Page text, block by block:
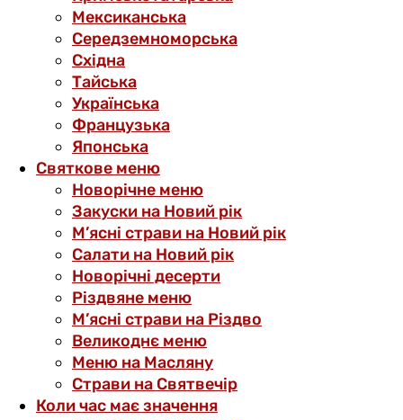
Мексиканська
Середземноморська
Східна
Тайська
Українська
Французька
Японська
Святкове меню
Новорічне меню
Закуски на Новий рік
М’ясні страви на Новий рік
Салати на Новий рік
Новорічні десерти
Різдвяне меню
М’ясні страви на Різдво
Великоднє меню
Меню на Масляну
Страви на Святвечір
Коли час має значення